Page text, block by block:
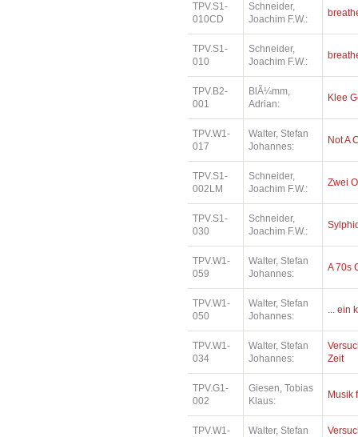
TPV.S1-
010CD
Schneider,
Joachim F.W.:
TPV.S1-
010
Schneider,
Joachim F.W.:
TPV.B2-
001
BlÃ¼mm,
Adrian:
Klee
TPV.W1-
017
Walter, Stefan
Johannes:
Not A
TPV.S1-
002LM
Schneider,
Joachim F.W.:
Zwei
TPV.S1-
030
Schneider,
Joachim F.W.:
TPV.W1-
059
Walter, Stefan
Johannes:
A 70s
TPV.W1-
050
Walter, Stefan
Johannes:
... ein
TPV.W1-
034
Walter, Stefan
Johannes:
Zeit
TPV.G1-
002
Giesen, Tobias
Klaus:
Musik
TPV.W1-
Walter, Stefan